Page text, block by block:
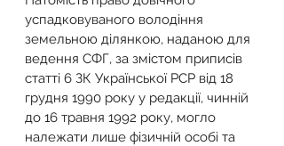
успадковуваного володіння
земельною ділянкою, наданою для
ведення СФГ, за змістом приписів
статті 6 ЗК Української РСР від 18
грудня 1990 року у редакції, чинній
до 16 травня 1992 року, могло
належати лише фізичній особі та